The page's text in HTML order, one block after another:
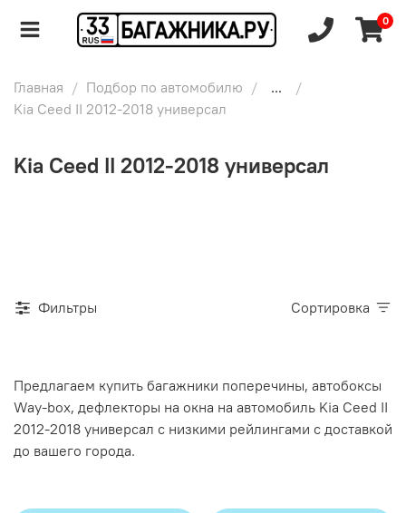
0
Главная Подбор по автомобилю
...
Kia Ceed II 2012-2018 универсал
Kia Ceed II 2012-2018 универсал
Фильтры Сортировка
Предлагаем купить багажники поперечины, автобоксы
Way-box, дефлекторы на окна на автомобиль Kia Ceed II
2012-2018 универсал с низкими рейлингами с доставкой
до вашего города.